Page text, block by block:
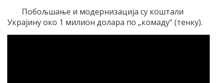
Побољшање и модернизација су коштали
Украјину око 1 милион долара по „комаду“ (тенку).